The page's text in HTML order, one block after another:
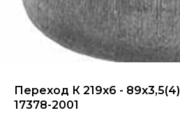
Переход К 219х6 -
17378-2001